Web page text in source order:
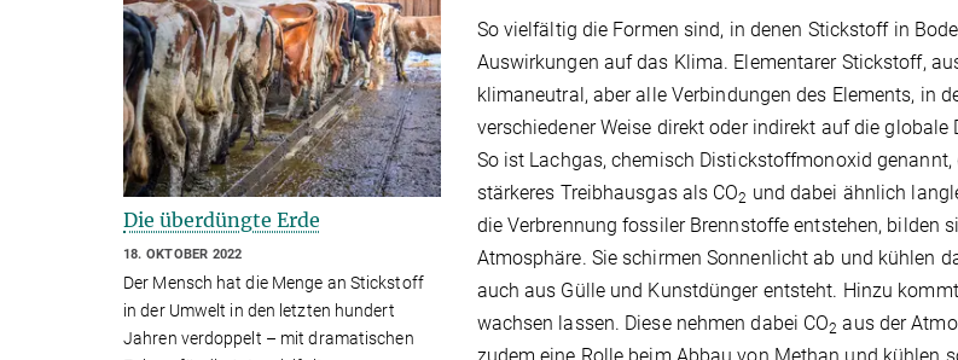
So vielfältig die Formen sind, in denen Stickstoff in
Auswirkungen auf das Klima. Elementarer Stickstoff,
klimaneutral, aber alle Verbindungen des Elements, in
verschiedener Weise direkt oder indirekt auf die
So ist Lachgas, chemisch Distickstoffmonoxid
stärkeres Treibhausgas als CO2 und dabei ähnlich
die Verbrennung fossiler Brennstoffe entstehen, bilden
Atmosphäre. Sie schirmen Sonnenlicht ab und kühlen
auch aus Gülle und Kunstdünger entsteht. Hinzu
wachsen lassen. Diese nehmen dabei CO2 aus der
Die überdüngte Erde
18. OKTOBER 2022
Der Mensch hat die Menge an Stickstoff
in der Umwelt in den letzten hundert
Jahren verdoppelt – mit dramatischen